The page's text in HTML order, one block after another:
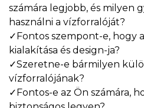
számára legjobb, és milyen
használni a vízforralóját?
✓Fontos szempont-e, hogy
kialakítása és design-ja?
✓Szeretne-e bármilyen
vízforralójának?
✓Fontos-e az Ön számára,